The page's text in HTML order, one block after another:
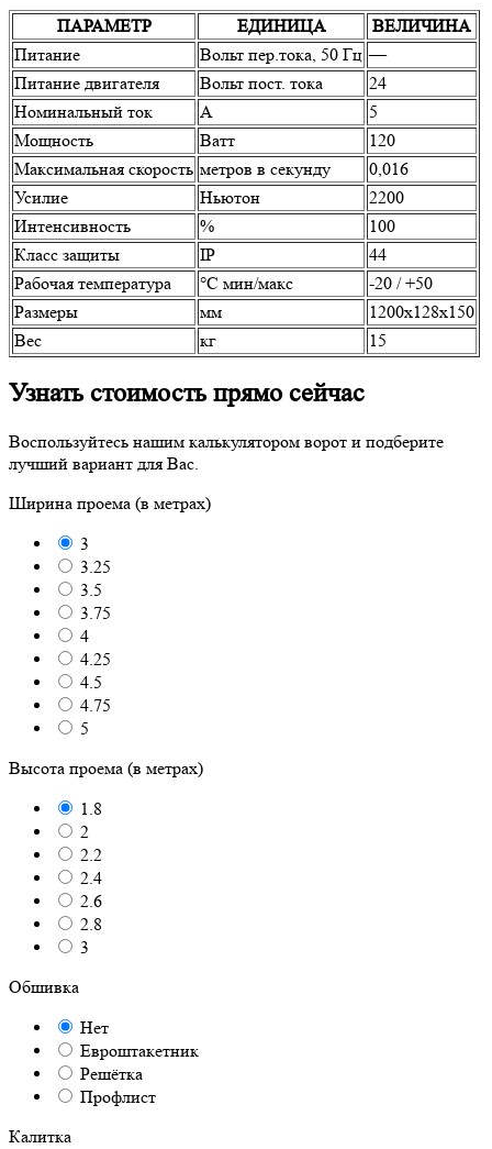
ПАРАМЕТР ЕДИНИЦА
ВЕЛИЧИНА
Питание
Вольт пер.тока, 50 Гц —
Питание двигателя
Вольт пост. тока
24
Номинальный ток
А
5
Мощность
Ватт
120
Максимальная скорость метров в секунду
0,016
Усилие
Ньютон
2200
Интенсивность
%
100
Класс защиты
IP
44
Рабочая температура
°C мин/макс
-20 / +50
Размеры
мм
1200х128х150
Вес
кг 15
Узнать стоимость прямо сейчас
Воспользуйтесь нашим калькулятором ворот и подберите
лучший вариант для Вас.
Ширина проема (в метрах)
3
3.25
3.5
3.75
4
4.25
4.5
4.75
5
Высота проема (в метрах)
1.8
2
2.2
2.4
2.6
2.8
3
Обшивка
Нет
Евроштакетник
Решётка
Профлист
Калитка